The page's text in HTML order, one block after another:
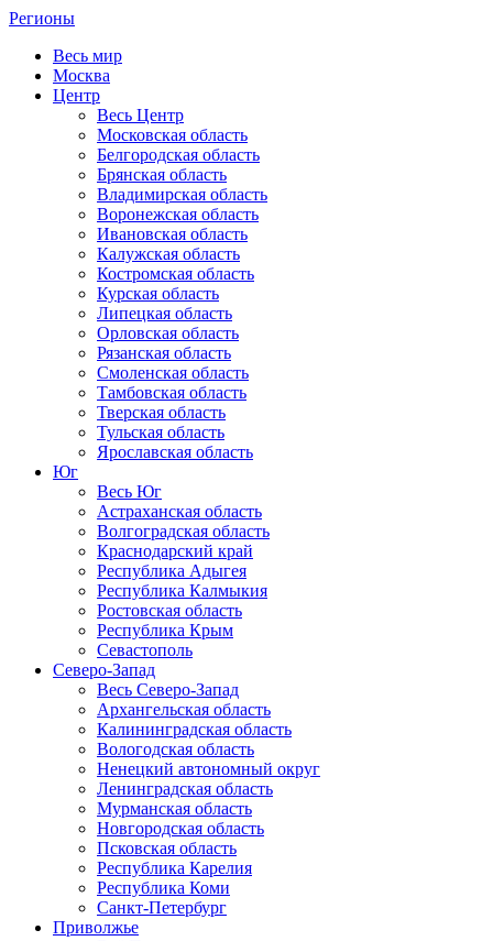
Регионы
Весь мир
Москва
Центр
Весь Центр
Московская область
Белгородская область
Брянская область
Владимирская область
Воронежская область
Ивановская область
Калужская область
Костромская область
Курская область
Липецкая область
Орловская область
Рязанская область
Смоленская область
Тамбовская область
Тверская область
Тульская область
Ярославская область
Юг
Весь Юг
Астраханская область
Волгоградская область
Краснодарский край
Республика Адыгея
Республика Калмыкия
Ростовская область
Республика Крым
Севастополь
Северо-Запад
Весь Северо-Запад
Архангельская область
Калининградская область
Вологодская область
Ненецкий автономный округ
Ленинградская область
Мурманская область
Новгородская область
Псковская область
Республика Карелия
Республика Коми
Санкт-Петербург
Приволжье